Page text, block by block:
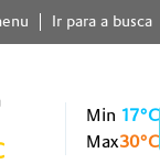
Ir para a busca
Min 17°C
Max30°C